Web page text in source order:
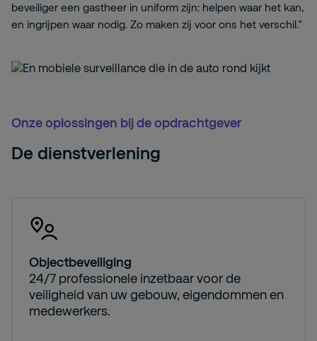
beveiliger een gastheer in uniform zijn: helpen waar het kan,
en ingrijpen waar nodig. Zo maken zij voor ons het verschil.”
Onze oplossingen bij de opdrachtgever
De dienstverlening
Objectbeveiliging
24/7 professionele inzetbaar voor de
veiligheid van uw gebouw, eigendommen en
medewerkers.